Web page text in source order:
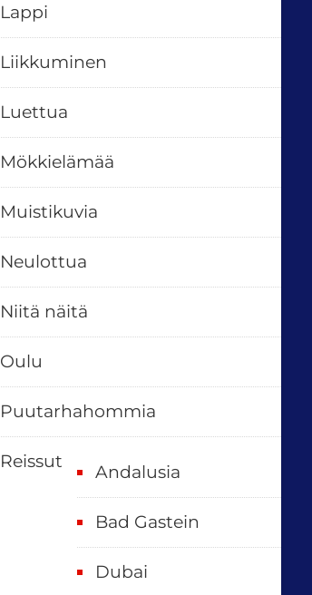
Lappi
Liikkuminen
Luettua
Mökkielämää
Muistikuvia
Neulottua
Niitä näitä
Oulu
Puutarhahommia
Reissut
Andalusia
Bad Gastein
Dubai